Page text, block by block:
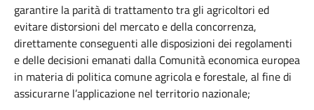
garantire la parità di trattamento tra gli agricoltori ed
evitare distorsioni del mercato e della concorrenza,
direttamente conseguenti alle disposizioni dei regolamenti
e delle decisioni emanati dalla Comunità economica europea
in materia di politica comune agricola e forestale, al fine di
assicurarne l’applicazione nel territorio nazionale;